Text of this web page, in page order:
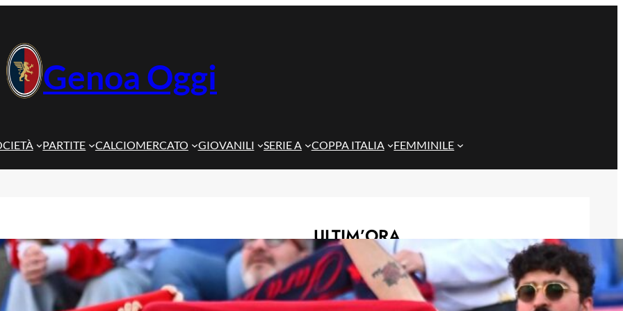
Genoa Oggi
PARTITE CALCIOMERCATO GIOVANILI SERIE A COPPA ITALIA FEMMINILE
ULTIM’ORA
Masini verso l’addio al Genoa, il
Frosinone offre 5 milioni per il
centrocampista